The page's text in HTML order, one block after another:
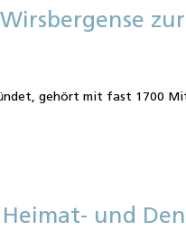
gehört mit fast 1700
und